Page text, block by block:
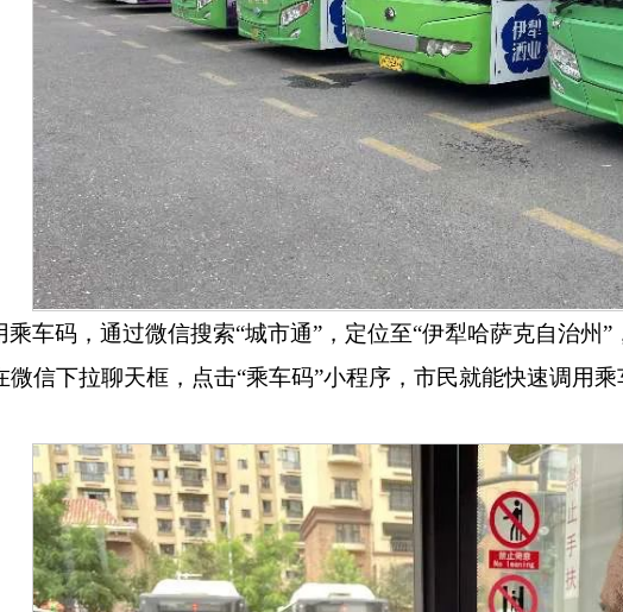
乘车码，通过微信搜索“城市通” ，定位至“伊犁哈萨克自治州”
微信下拉聊天框，点击“乘车码”小程序，市民就能快速调用